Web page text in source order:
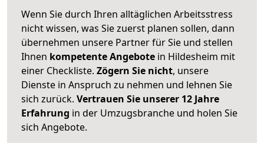
Wenn Sie durch Ihren alltäglichen Arbeitsstress
nicht wissen, was Sie zuerst planen sollen, dann
übernehmen unsere Partner für Sie und stellen
Ihnen kompetente Angebote in Hildesheim mit
einer Checkliste. Zögern Sie nicht, unsere
Dienste in Anspruch zu nehmen und lehnen Sie
sich zurück. Vertrauen Sie unserer 12 Jahre
Erfahrung in der Umzugsbranche und holen Sie
sich Angebote.